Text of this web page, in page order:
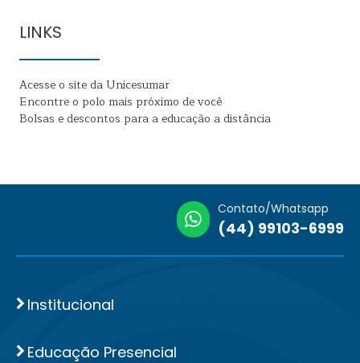
LINKS
Acesse o site da Unicesumar
Encontre o polo mais próximo de você
Bolsas e descontos para a educação a distância
Contato/Whatsapp
(44) 99103-6999
Institucional
Educação Presencial